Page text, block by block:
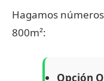
Hagamos
800m²:
Opción